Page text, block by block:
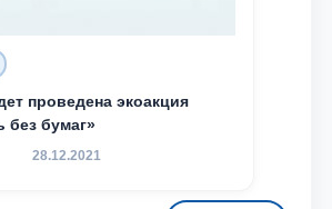
проведена экоакция
без бумаг»
28.12.2021